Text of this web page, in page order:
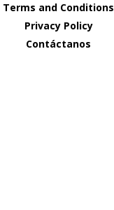
Terms and Conditions
Privacy Policy
Contáctanos